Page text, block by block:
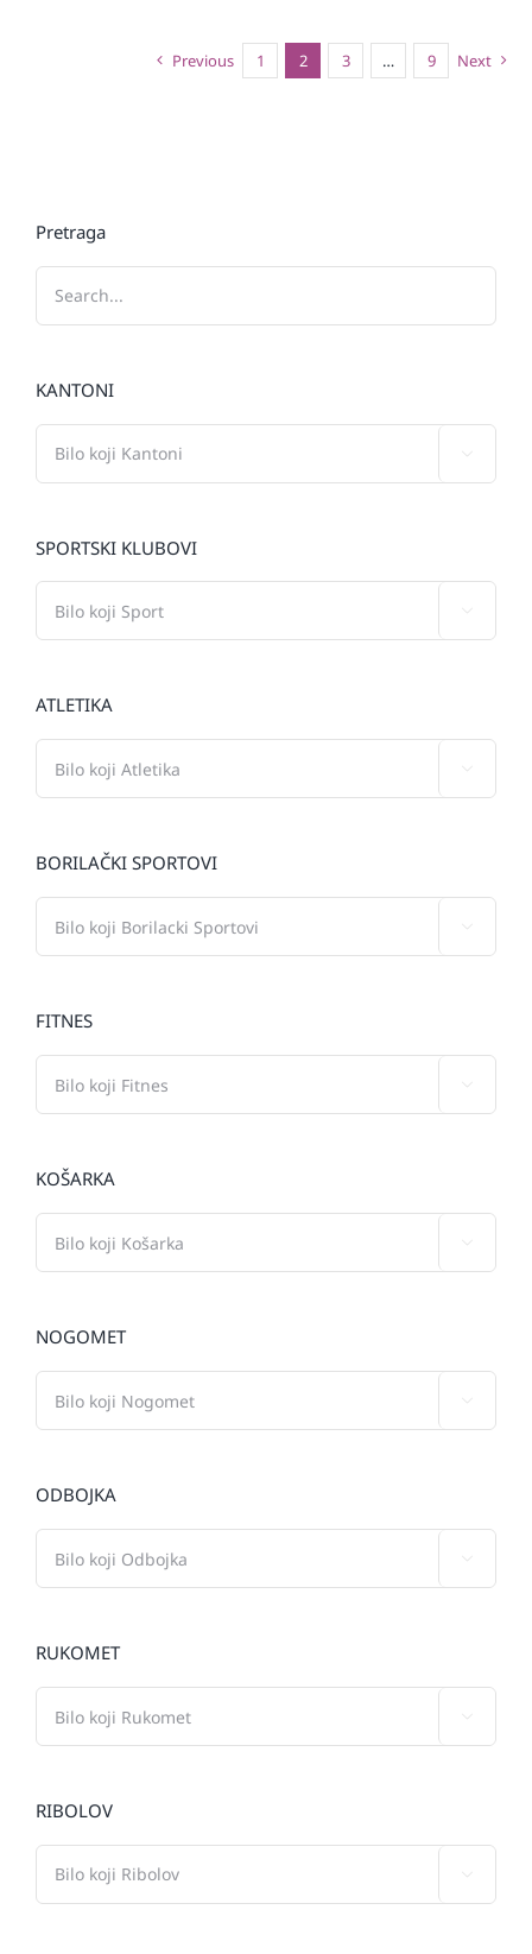
Previous 1 2 3 … 9 Next
Pretraga
KANTONI
SPORTSKI KLUBOVI
ATLETIKA
BORILAČKI SPORTOVI
FITNES
KOŠARKA
NOGOMET
ODBOJKA
RUKOMET
RIBOLOV